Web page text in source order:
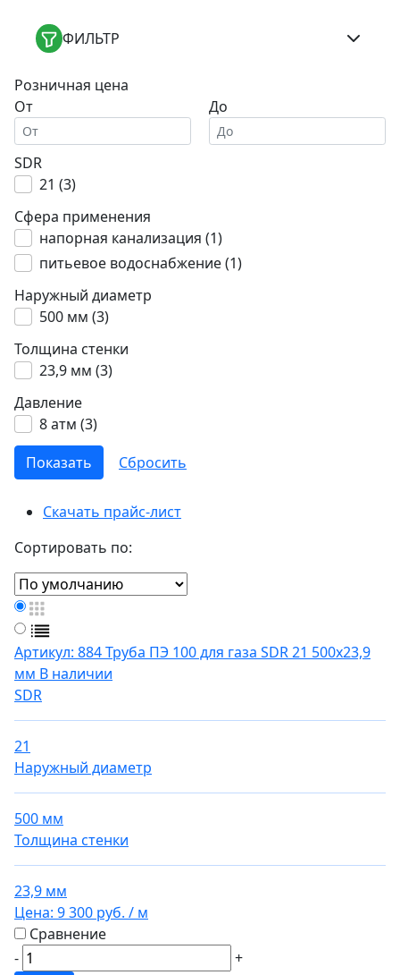
ФИЛЬТР
Розничная цена
От
До
SDR
21 (3)
Сфера применения
напорная канализация (1)
питьевое водоснабжение (1)
Наружный диаметр
500 мм (3)
Толщина стенки
23,9 мм (3)
Давление
8 атм (3)
Скачать прайс-лист
Сортировать по:
Артикул: 884Труба ПЭ 100 для газа SDR 21 500х23,9
мм В наличии
SDR
21
Наружный диаметр
500 мм
Толщина стенки
23,9 мм
Цена: 9 300 руб. / м
Сравнение
-
+